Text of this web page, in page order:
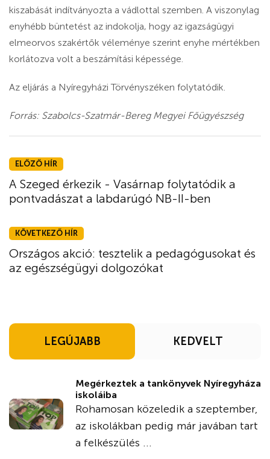
kiszabását indítványozta a vádlottal szemben. A viszonylag
enyhébb büntetést az indokolja, hogy az igazságügyi
elmeorvos szakértők véleménye szerint enyhe mértékben
korlátozva volt a beszámítási képessége.
Az eljárás a Nyíregyházi Törvényszéken folytatódik.
Forrás: Szabolcs-Szatmár-Bereg Megyei Főügyészség
ELŐZŐ HÍR
A Szeged érkezik - Vasárnap folytatódik a
pontvadászat a labdarúgó NB-II-ben
KÖVETKEZŐ HÍR
Országos akció: tesztelik a pedagógusokat és
az egészségügyi dolgozókat
LEGÚJABB KEDVELT
Megérkeztek a tankönyvek Nyíregyháza
iskoláiba
Rohamosan közeledik a szeptember,
az iskolákban pedig már javában tart
a felkészülés ...